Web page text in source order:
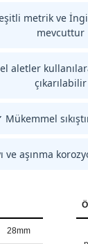
metrik ve
mevcuttur
aletler
çıkarılabilir
Mükemmel
ve aşınma
28mm